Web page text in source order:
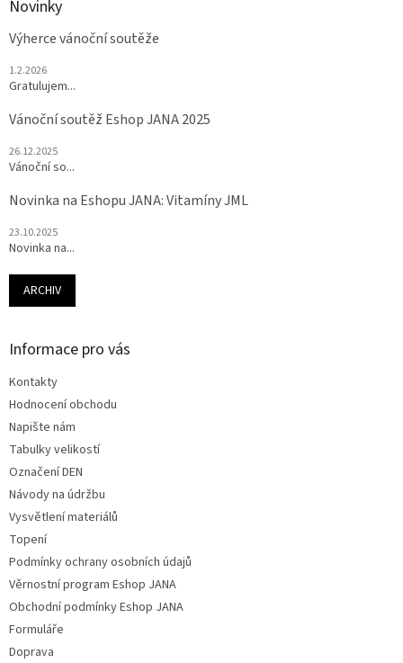
Novinky
Výherce vánoční soutěže
1.2.2026
Gratulujem...
Vánoční soutěž Eshop JANA 2025
26.12.2025
Vánoční so...
Novinka na Eshopu JANA: Vitamíny JML
23.10.2025
Novinka na...
ARCHIV
Informace pro vás
Kontakty
Hodnocení obchodu
Napište nám
Tabulky velikostí
Označení DEN
Návody na údržbu
Vysvětlení materiálů
Topení
Podmínky ochrany osobních údajů
Věrnostní program Eshop JANA
Obchodní podmínky Eshop JANA
Formuláře
Doprava